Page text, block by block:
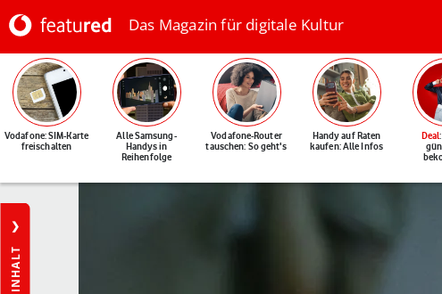
Das Magazin für digitale Kultur
Vodafone: SIM-Karte
freischalten
Alle Samsung-
Handys in
Reihenfolge
Vodafone-Router
tauschen: So geht's
Handy auf Raten
kaufen: Alle Infos
Deal
INHALT